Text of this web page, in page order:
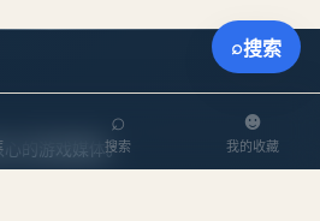
心的游戏媒体。
⌕
搜索
☻
我的收藏
⌕搜索